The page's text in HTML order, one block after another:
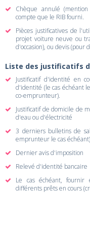
Chèque annulé
compte que le RIB fourni.
Pièces justificatives de
projet voiture neuve ou
d'occasion), ou devis (pour
Liste des justificatifs
Justificatif d'identité en
d'identité (le cas échéant
co-emprunteur).
Justificatif de domicile de
d'eau ou d'électricité
3 derniers bulletins de
emprunteur le cas échéant)
Dernier avis d'imposition
Relevé d'identité bancaire
Le cas échéant, fournir
différents prêts en cours